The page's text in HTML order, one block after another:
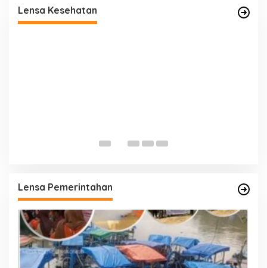
Lensa Kesehatan
Prima
Lensa Pemerintahan